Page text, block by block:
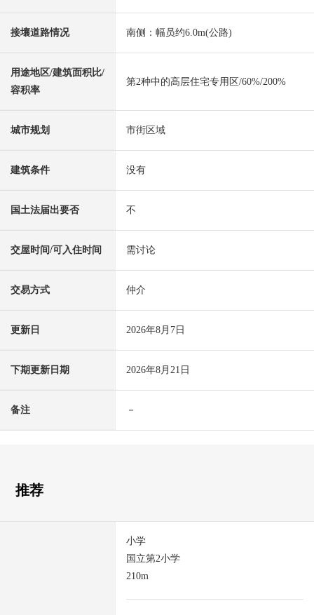
接壤道路情况 南侧：幅员约6.0m(公路)
用途地区/建筑面积比/
容积率
第2种中的高层住宅专用区/60%/200%
城市规划 市街区域
建筑条件 没有
国土法届出要否 不
交屋时间/可入住时间 需讨论
交易方式 仲介
更新日 2026年8月7日
下期更新日期 2026年8月21日
备注 －
推荐
小学
国立第2小学
210m